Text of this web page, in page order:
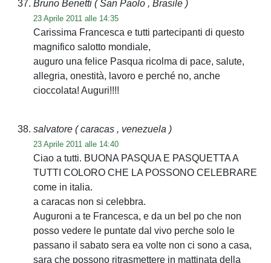
Bruno Benetti ( San Paolo , Brasile )
23 Aprile 2011 alle 14:35
Carissima Francesca e tutti partecipanti di questo
magnifico salotto mondiale,
auguro una felice Pasqua ricolma di pace, salute,
allegria, onestità, lavoro e perché no, anche
cioccolata! Auguri!!!!
salvatore ( caracas , venezuela )
23 Aprile 2011 alle 14:40
Ciao a tutti. BUONA PASQUA E PASQUETTA A
TUTTI COLORO CHE LA POSSONO CELEBRARE
come in italia.
a caracas non si celebbra.
Auguroni a te Francesca, e da un bel po che non
posso vedere le puntate dal vivo perche solo le
passano il sabato sera ea volte non ci sono a casa,
sara che possono ritrasmettere in mattinata della